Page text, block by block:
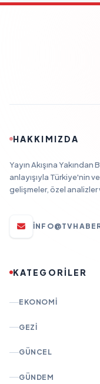
HAKKIMIZDA
Yayın Akışına
anlayışıyla Türkiye'nin
gelişmeler, özel analizler
KATEGORİLER
EKONOMI
GEZI
GÜNCEL
GÜNDEM